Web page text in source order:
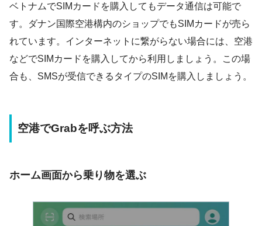
ベトナムでSIMカードを購入してもデータ通信は可能で
す。ダナン国際空港構内のショップでもSIMカードが売ら
れています。インターネットに繋がらない場合には、空港
などでSIMカードを購入してから利用しましょう。この場
合も、SMSが受信できるタイプのSIMを購入しましょう。
空港でGrabを呼ぶ方法
ホーム画面から乗り物を選ぶ